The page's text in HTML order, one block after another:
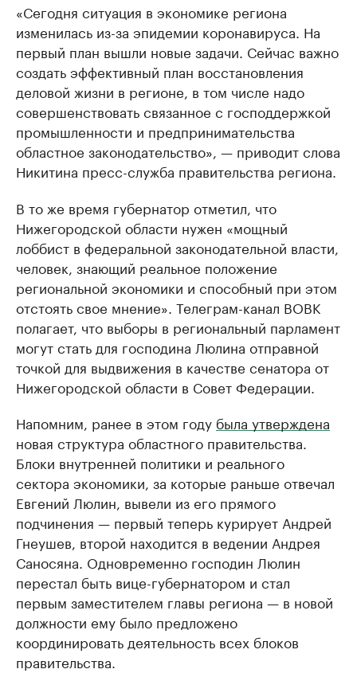
«Сегодня ситуация в экономике региона
изменилась из-за эпидемии коронавируса. На
первый план вышли новые задачи. Сейчас важно
создать эффективный план восстановления
деловой жизни в регионе, в том числе надо
совершенствовать связанное с господдержкой
промышленности и предпринимательства
областное законодательство», — приводит слова
Никитина пресс-служба правительства региона.
В то же время губернатор отметил, что
Нижегородской области нужен «мощный
лоббист в федеральной законодательной власти,
человек, знающий реальное положение
региональной экономики и способный при этом
отстоять свое мнение». Телеграм-канал ВОВК
полагает, что выборы в региональный парламент
могут стать для господина Люлина отправной
точкой для выдвижения в качестве сенатора от
Нижегородской области в Совет Федерации.
Напомним, ранее в этом году была утверждена
новая структура областного правительства.
Блоки внутренней политики и реального
сектора экономики, за которые раньше отвечал
Евгений Люлин, вывели из его прямого
подчинения — первый теперь курирует Андрей
Гнеушев, второй находится в ведении Андрея
Саносяна. Одновременно господин Люлин
перестал быть вице-губернатором и стал
первым заместителем главы региона — в новой
должности ему было предложено
координировать деятельность всех блоков
правительства.